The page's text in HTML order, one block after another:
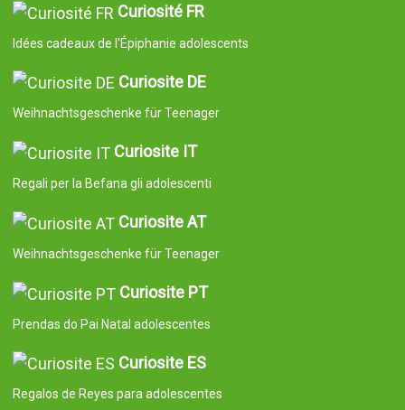
Curiosité FR
Idées cadeaux de l'Épiphanie adolescents
Curiosite DE
Weihnachtsgeschenke für Teenager
Curiosite IT
Regali per la Befana gli adolescenti
Curiosite AT
Weihnachtsgeschenke für Teenager
Curiosite PT
Prendas do Pai Natal adolescentes
Curiosite ES
Regalos de Reyes para adolescentes